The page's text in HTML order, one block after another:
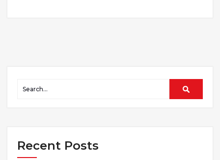
Recent Posts